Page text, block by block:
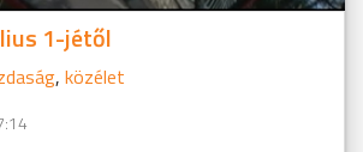
1-jétől
, közélet